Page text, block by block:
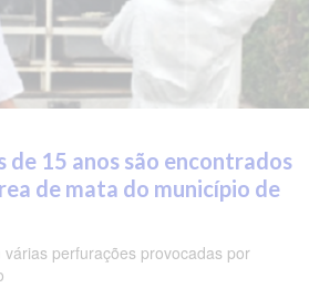
de 15 anos são encontrados
de mata do município de
perfurações provocadas por